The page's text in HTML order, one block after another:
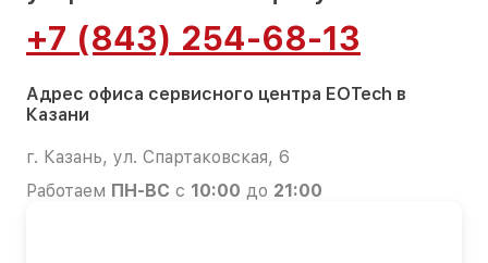
+7 (843) 254-68-13
Адрес офиса сервисного центра EOTech в
Казани
г. Казань, ул. Спартаковская, 6
Работаем ПН-ВС с 10:00 до 21:00